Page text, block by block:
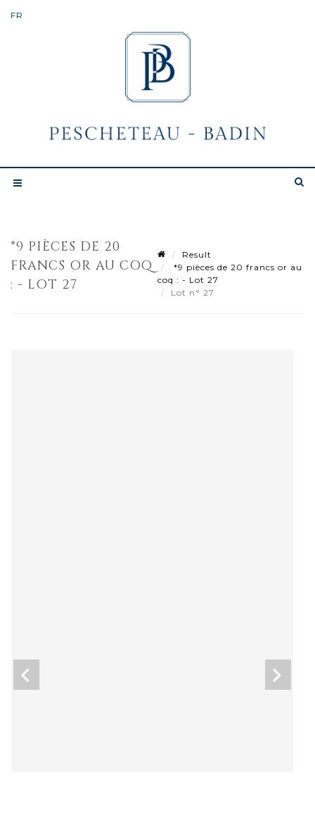
*9 PIÈCES DE 20
FRANCS OR AU COQ
: - LOT 27
Result
*9 pièces de 20 francs or au
coq : - Lot 27
Lot n° 27